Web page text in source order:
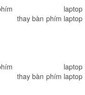
laptop
thay bàn phím laptop
laptop
thay bàn phím laptop